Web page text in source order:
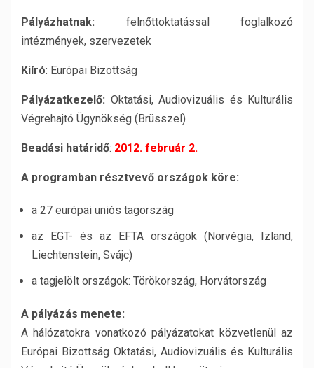
Pályázhatnak: felnőttoktatással foglalkozó
intézmények, szervezetek
Kiíró: Európai Bizottság
Pályázatkezelő: Oktatási, Audiovizuális és Kulturális
Végrehajtó Ügynökség (Brüsszel)
Beadási határidő: 2012. február 2.
A programban résztvevő országok köre:
a 27 európai uniós tagország
az EGT- és az EFTA országok (Norvégia, Izland,
Liechtenstein, Svájc)
a tagjelölt országok: Törökország, Horvátország
A pályázás menete:
A hálózatokra vonatkozó pályázatokat közvetlenül az
Európai Bizottság Oktatási, Audiovizuális és Kulturális